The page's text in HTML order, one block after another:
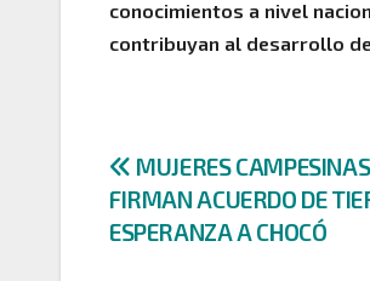
conocimientos a nivel
contribuyan al desarrollo
Navegación
de
MUJERES
FIRMAN ACUERDO DE
ESPERANZA A CHOCÓ